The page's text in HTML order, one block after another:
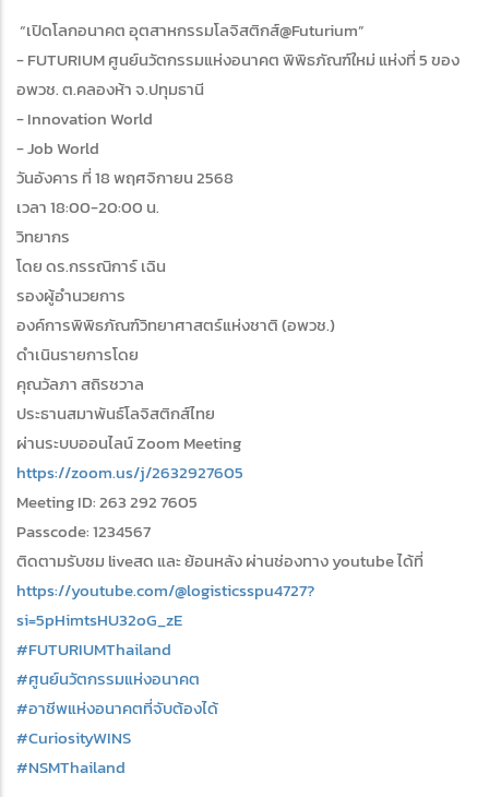
“เปิดโลกอนาคต อุตสาหกรรมโลจิสติกส์@Futurium”
- FUTURIUM ศูนย์นวัตกรรมแห่งอนาคต พิพิธภัณฑ์ใหม่ แห่งที่ 5 ของ
อพวช. ต.คลองห้า จ.ปทุมธานี
- Innovation World
- Job World
วันอังคาร ที่ 18 พฤศจิกายน 2568
เวลา 18:00-20:00 น.
วิทยากร
โดย ดร.กรรณิการ์ เฉิน
รองผู้อำนวยการ
องค์การพิพิธภัณฑ์วิทยาศาสตร์แห่งชาติ (อพวช.)
ดำเนินรายการโดย
คุณวัลภา สถิรชวาล
ประธานสมาพันธ์โลจิสติกส์ไทย
ผ่านระบบออนไลน์ Zoom Meeting
https://zoom.us/j/2632927605
Meeting ID: 263 292 7605
Passcode: 1234567
ติดตามรับชม liveสด และ ย้อนหลัง ผ่านช่องทาง youtube ได้ที่
https://youtube.com/@logisticsspu4727?
si=5pHimtsHU32oG_zE
#FUTURIUMThailand
#ศูนย์นวัตกรรมแห่งอนาคต
#อาชีพแห่งอนาคตที่จับต้องได้
#CuriosityWINS
#NSMThailand